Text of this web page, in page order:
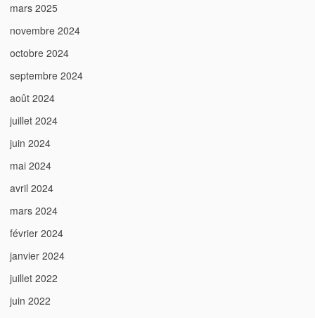
mars 2025
novembre 2024
octobre 2024
septembre 2024
août 2024
juillet 2024
juin 2024
mai 2024
avril 2024
mars 2024
février 2024
janvier 2024
juillet 2022
juin 2022